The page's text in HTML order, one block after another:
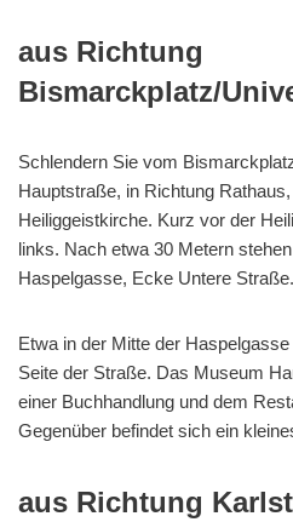
aus Richtung
Bismarckplatz/
Schlendern Sie vom
Hauptstraße, in Richtung
Heiliggeistkirche. Kurz vor der
links. Nach etwa 30 Metern
Haspelgasse, Ecke Untere Straße.
Etwa in der Mitte der
Seite der Straße. Das Museum
einer Buchhandlung und dem
Gegenüber befindet sich ein
aus Richtung